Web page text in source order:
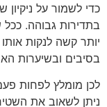
כדי לשמור על
בתדירות גבוהה. ככל
יותר קשה לנקות
בסיבים ובשיערות
לכן מומלץ לפחות
ניתן לשאוב את